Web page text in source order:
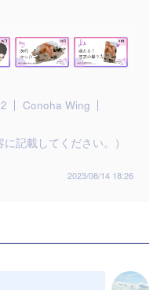
Conoha Wing
記載してください。）
2023/08/14 18:26